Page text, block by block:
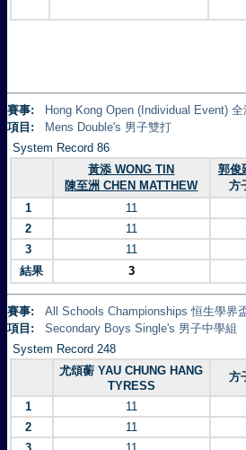
賽事:
Hong Kong Open (Individual Event)
項目:
Mens Double's 男子雙打
System Record 86
黃添 WONG TIN
陳至洲 CHEN MATTHEW
郭俊
方
1
11
2
11
3
11
結果
3
賽事:
All Schools Championships 恒生學界
項目:
Secondary Boys Single's 男子中學組
System Record 248
尤頌蘅 YAU CHUNG HANG
TYRESS
方
1 11
2
11